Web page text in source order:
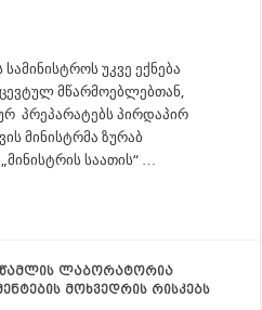
უკვე ექნება
მწარმოებლებთან,
პრეპარატებს პირდაპირ
მინისტრმა ზურაბ
საათის“ …
წამლის ლაბორატორია
მოხვედრის რისკებს